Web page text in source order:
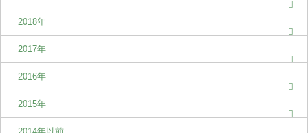
2018年
2017年
2016年
2015年